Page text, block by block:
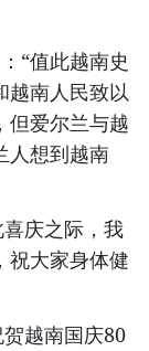
“值此越南史
越南人民致以
但爱尔兰与越
人想到越南
庆之际，我
祝大家身体健
越南国庆80